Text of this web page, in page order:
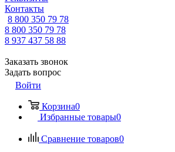
Контакты
8 800 350 79 78
8 800 350 79 78
8 937 437 58 88
Заказать звонок
Задать вопрос
Войти
Корзина0
Избранные товары0
Сравнение товаров0